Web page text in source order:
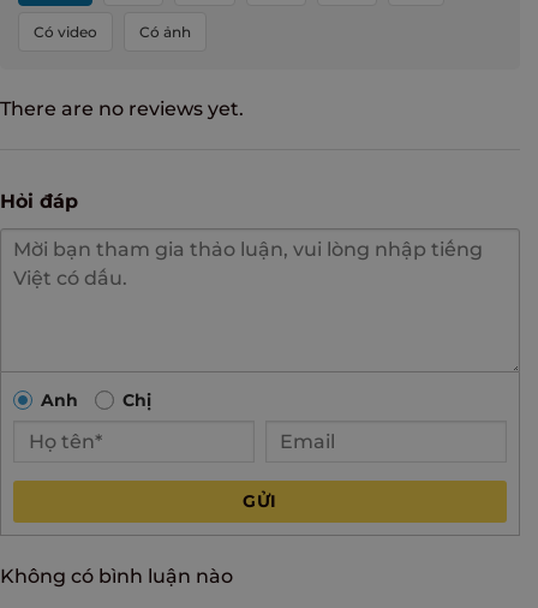
Có video Có ảnh
There are no reviews yet.
Hỏi đáp
Anh Chị
GỬI
Không có bình luận nào